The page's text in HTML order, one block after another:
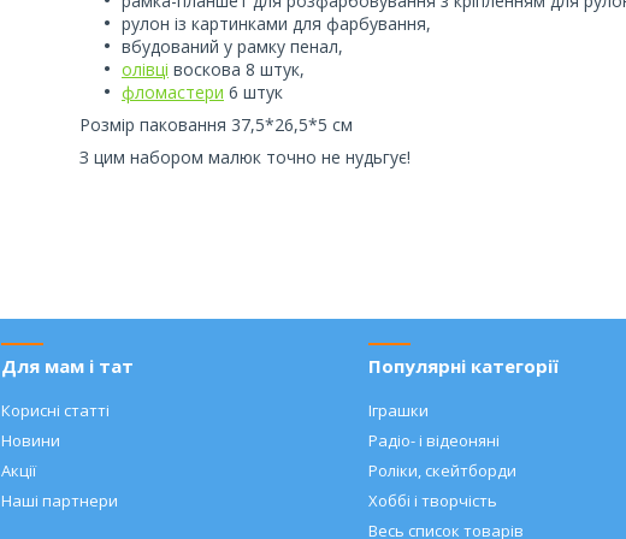
рулон із картинками для фарбування,
вбудований у рамку пенал,
олівці воскова 8 штук,
фломастери 6 штук
Розмір паковання 37,5*26,5*5 см
З цим набором малюк точно не нудьгує!
Для мам і тат
Корисні статті
Новини
Акції
Наші партнери
Популярні категорії
Іграшки
Радіо- і відеоняні
Роліки, скейтборди
Хоббі і творчість
Весь список товарів